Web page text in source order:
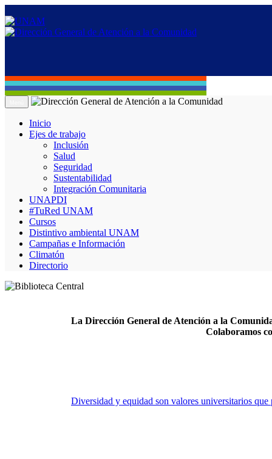
Inicio
Ejes de trabajo
Inclusión
Salud
Seguridad
Sustentabilidad
Integración Comunitaria
UNAPDI
#TuRed UNAM
Cursos
Distintivo ambiental UNAM
Campañas e Información
Climatón
Directorio
La Dirección General de Atención a la
Colaboramos
Diversidad y equidad son valores universitarios que